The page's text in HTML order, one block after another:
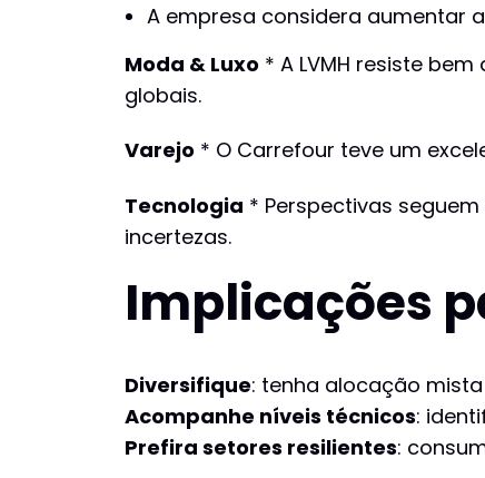
A empresa considera aumentar
Moda & Luxo * A LVMH resiste
globais.
Varejo * O Carrefour teve um
Tecnologia * Perspectivas
incertezas.
Implicações
Diversifique: tenha alocação
Acompanhe níveis técnicos:
Prefira setores resilientes: